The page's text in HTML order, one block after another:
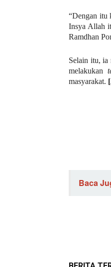
“Dengan itu
Insya Allah
Ramdhan
Selain itu, ia
melakukan
masyarakat.
Baca